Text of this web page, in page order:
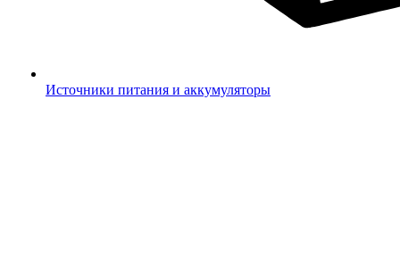
Источники питания и аккумуляторы